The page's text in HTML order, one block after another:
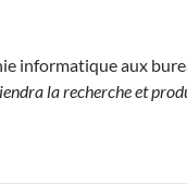
informatique aux
la recherche et